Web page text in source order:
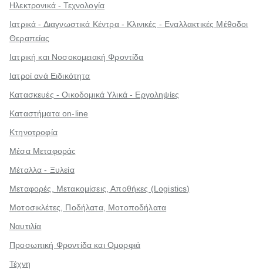
Ηλεκτρονικά - Τεχνολογία
Ιατρικά - Διαγνωστικά Κέντρα - Κλινικές - Εναλλακτικές Μέθοδοι
Θεραπείας
Ιατρική και Νοσοκομειακή Φροντίδα
Ιατροί ανά Ειδικότητα
Κατασκευές - Οικοδομικά Υλικά - Εργοληψίες
Καταστήματα on-line
Κτηνοτροφία
Μέσα Μεταφοράς
Μέταλλα - Ξυλεία
Μεταφορές, Μετακομίσεις, Αποθήκες (Logistics)
Μοτοσικλέτες, Ποδήλατα, Μοτοποδήλατα
Ναυτιλία
Προσωπική Φροντίδα και Ομορφιά
Τέχνη